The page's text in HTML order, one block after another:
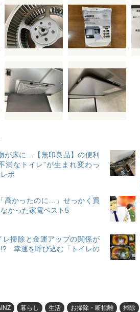
が床に…【無印良品】の便利
満なトイレ”が生まれ変わっ
ポ
「高かったのに…」せっかく買
かった家電ベスト5
レ掃除と金運アップの関係が
!? 幸運を呼び込む「トイレの
暮らし 生活 お掃除・断捨離 掃除